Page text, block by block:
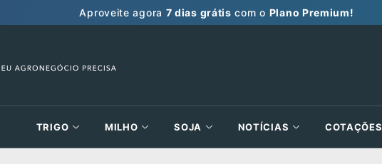
Aproveite agora 7 dias grátis com o Plano Premium!
TRIGO MILHO SOJA NOTÍCIAS COTAÇÕES